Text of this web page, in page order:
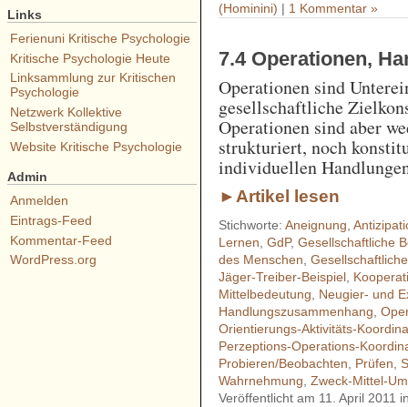
(Hominini) | 1 Kommentar »
7.4 Operationen,
Operationen sind
gesellschaftliche
Operationen sind aber
strukturiert, noch
individuellen
►Artikel lesen
Stichworte:Aneignung ,
Lernen ,GdP,Gesellschaftliche
des Menschen ,
Jäger-Treiber-Beispiel
Mittelbedeutung
Neugier- und
Handlungszusammenhang ,
Orientierungs-Aktivitäts-
Perzeptions-Operations-
Probieren/Beobachten
Prüfen ,
Wahrnehmung ,Zweck-Mittel-
Veröffentlicht am 11. April 2011
Links
Ferienuni Kritische Psychologie
Kritische Psychologie Heute
Linksammlung zur Kritischen
Psychologie
Netzwerk Kollektive
Selbstverständigung
Website Kritische Psychologie
Admin
Anmelden
Eintrags-Feed
Kommentar-Feed
WordPress.org